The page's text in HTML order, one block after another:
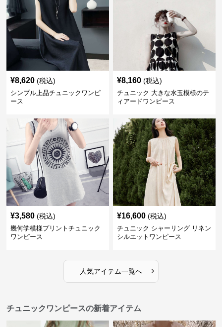
¥8,620 (税込)
シンプル上品チュニックワンピ
ース
¥8,160 (税込)
チュニック 大きな水玉模様のテ
ィアードワンピース
¥3,580 (税込)
幾何学模様プリントチュニック
ワンピース
¥16,600 (税込)
チュニック シャーリング リネン
シルエットワンピース
人気アイテム一覧へ ›
チュニックワンピースの新着アイテム